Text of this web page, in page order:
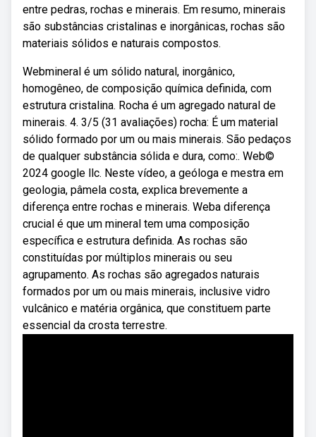
entre pedras, rochas e minerais. Em resumo, minerais
são substâncias cristalinas e inorgânicas, rochas são
materiais sólidos e naturais compostos.
Webmineral é um sólido natural, inorgânico,
homogêneo, de composição química definida, com
estrutura cristalina. Rocha é um agregado natural de
minerais. 4. 3/5 (31 avaliações) rocha: É um material
sólido formado por um ou mais minerais. São pedaços
de qualquer substância sólida e dura, como:. Web©
2024 google llc. Neste vídeo, a geóloga e mestra em
geologia, pâmela costa, explica brevemente a
diferença entre rochas e minerais. Weba diferença
crucial é que um mineral tem uma composição
específica e estrutura definida. As rochas são
constituídas por múltiplos minerais ou seu
agrupamento. As rochas são agregados naturais
formados por um ou mais minerais, inclusive vidro
vulcânico e matéria orgânica, que constituem parte
essencial da crosta terrestre.